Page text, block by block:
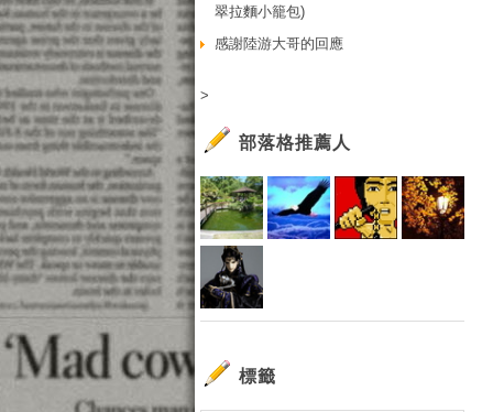
翠拉麵小籠包)
感謝陸游大哥的回應
>
部落格推薦人
標籤